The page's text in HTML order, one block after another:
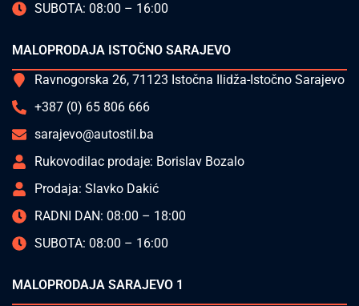
SUBOTA: 08:00 – 16:00
MALOPRODAJA ISTOČNO SARAJEVO
Ravnogorska 26, 71123 Istočna Ilidža-Istočno Sarajevo
+387 (0) 65 806 666
sarajevo@autostil.ba
Rukovodilac prodaje: Borislav Bozalo
Prodaja: Slavko Dakić
RADNI DAN: 08:00 – 18:00
SUBOTA: 08:00 – 16:00
MALOPRODAJA SARAJEVO 1